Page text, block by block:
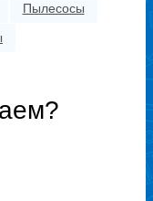
Пылесосы